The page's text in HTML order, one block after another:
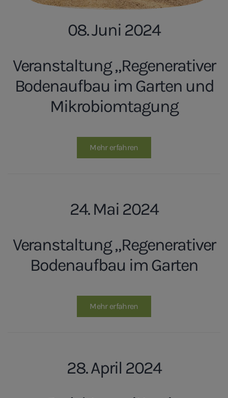
08. Juni 2024
Veranstaltung „Regenerativer
Bodenaufbau im Garten und
Mikrobiomtagung
Mehr erfahren
24. Mai 2024
Veranstaltung „Regenerativer
Bodenaufbau im Garten
Mehr erfahren
28. April 2024